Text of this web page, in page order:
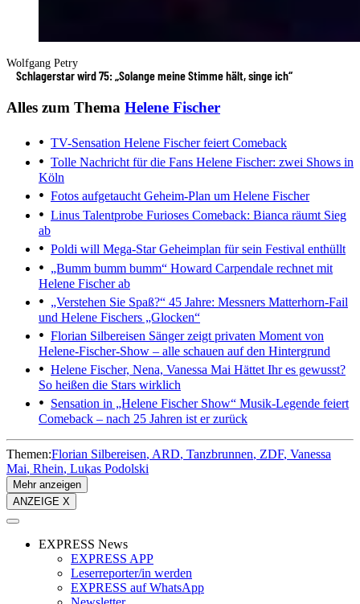
Wolfgang Petry
Schlagerstar wird 75: „Solange meine Stimme hält, singe ich“
Alles zum Thema Helene Fischer
TV-Sensation Helene Fischer feiert Comeback
Tolle Nachricht für die Fans Helene Fischer: zwei Shows in
Köln
Fotos aufgetaucht Geheim-Plan um Helene Fischer
Linus Talentprobe Furioses Comeback: Bianca räumt Sieg
ab
Poldi will Mega-StarGeheimplan für sein Festival enthüllt
„Bumm bumm bumm“ Howard Carpendale rechnet mit
Helene Fischer ab
„Verstehen Sie Spaß?“ 45 Jahre: Messners Matterhorn-Fail
und Helene Fischers „Glocken“
Florian Silbereisen Sänger zeigt privaten Moment von
Helene-Fischer-Show – alle schauen auf den Hintergrund
Helene Fischer, Nena, Vanessa Mai Hättet Ihr es gewusst?
So heißen die Stars wirklich
Sensation in „Helene Fischer Show“ Musik-Legende feiert
Comeback – nach 25 Jahren ist er zurück
Themen:Florian Silbereisen ARD Tanzbrunnen ZDF Vanessa
Mai Rhein Lukas Podolski
Mehr anzeigen
ANZEIGE X
EXPRESS News
EXPRESS APP
Leserreporter/in werden
EXPRESS auf WhatsApp